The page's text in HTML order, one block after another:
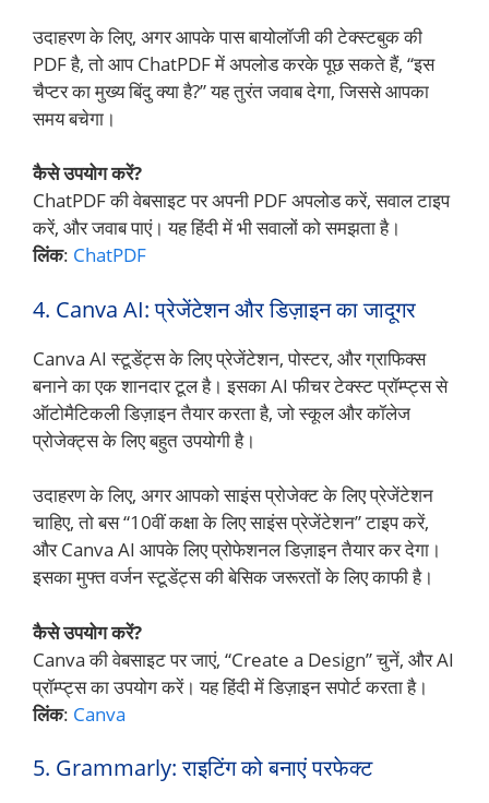
उदाहरण के लिए, अगर आपके पास बायोलॉजी की टेक्स्टबुक की
PDF है, तो आप ChatPDF में अपलोड करके पूछ सकते हैं, “इस
चैप्टर का मुख्य बिंदु क्या है?” यह तुरंत जवाब देगा, जिससे आपका
समय बचेगा।
कैसे उपयोग करें?
ChatPDF की वेबसाइट पर अपनी PDF अपलोड करें, सवाल टाइप
करें, और जवाब पाएं। यह हिंदी में भी सवालों को समझता है।
लिंक: ChatPDF
4. Canva AI: प्रेजेंटेशन और डिज़ाइन का जादूगर
Canva AI स्टूडेंट्स के लिए प्रेजेंटेशन, पोस्टर, और ग्राफिक्स
बनाने का एक शानदार टूल है। इसका AI फीचर टेक्स्ट प्रॉम्प्ट्स से
ऑटोमैटिकली डिज़ाइन तैयार करता है, जो स्कूल और कॉलेज
प्रोजेक्ट्स के लिए बहुत उपयोगी है।
उदाहरण के लिए, अगर आपको साइंस प्रोजेक्ट के लिए प्रेजेंटेशन
चाहिए, तो बस “10वीं कक्षा के लिए साइंस प्रेजेंटेशन” टाइप करें,
और Canva AI आपके लिए प्रोफेशनल डिज़ाइन तैयार कर देगा।
इसका मुफ्त वर्जन स्टूडेंट्स की बेसिक जरूरतों के लिए काफी है।
कैसे उपयोग करें?
Canva की वेबसाइट पर जाएं, “Create a Design” चुनें, और AI
प्रॉम्प्ट्स का उपयोग करें। यह हिंदी में डिज़ाइन सपोर्ट करता है।
लिंक: Canva
5. Grammarly: राइटिंग को बनाएं परफेक्ट